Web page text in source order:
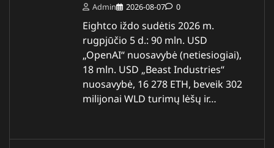
Admin 2026-08-07 0
Eightco iždo sudėtis 2026 m.
rugpjūčio 5 d.: 90 mln. USD
„OpenAI“ nuosavybė (netiesiogiai),
18 mln. USD „Beast Industries“
nuosavybė, 16 278 ETH, beveik 302
milijonai WLD turimų lėšų ir…